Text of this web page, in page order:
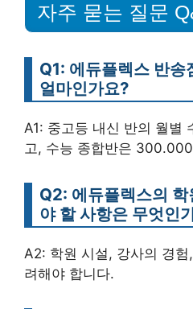
자주 묻는 질문
Q1: 에듀플렉스 반송
얼마인가요?
A1: 중고등 내신 반의 월별
고, 수능 종합반은
Q2: 에듀플렉스의
야 할 사항은 무엇인
A2: 학원 시설, 강사의 경
려해야 합니다.